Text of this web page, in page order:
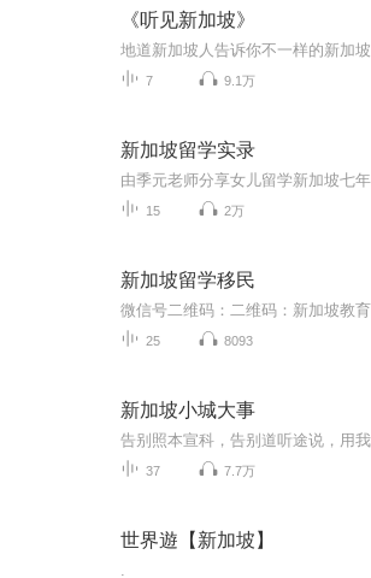
《听见新加坡》
地道新加坡人告诉你不一样的新加坡
7 9.1万
新加坡留学实录
15 2万
新加坡留学移民
25 8093
新加坡小城大事
37 7.7万
世界遊【新加坡】